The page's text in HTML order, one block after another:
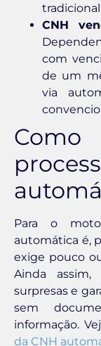
CNH
com
de um
via
Para o
automática é,
exige pouco
Ainda
surpresas e
sem
informação.
da CNH